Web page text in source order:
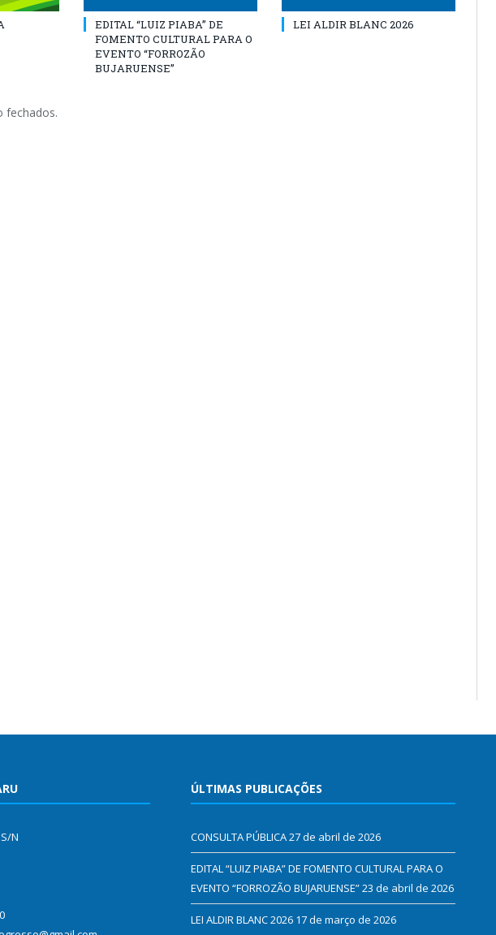
EDITAL “LUIZ PIABA” DE
FOMENTO CULTURAL PARA O
EVENTO “FORROZÃO
BUJARUENSE”
LEI ALDIR BLANC 2026
fechados.
N
ÚLTIMAS PUBLICAÇÕES
CONSULTA PÚBLICA27 de abril de 2026
EDITAL “LUIZ PIABA” DE FOMENTO CULTURAL PARA O
EVENTO “FORROZÃO BUJARUENSE”23 de abril de 2026
LEI ALDIR BLANC 2026 17 de março de 2026